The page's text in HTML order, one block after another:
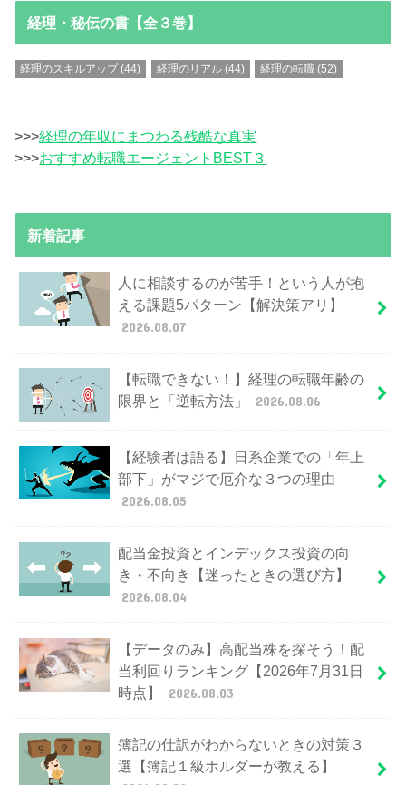
経理・秘伝の書【全３巻】
経理のスキルアップ (44) 経理のリアル(44) 経理の転職 (52)
>>>経理の年収にまつわる残酷な真実
>>>おすすめ転職エージェントBEST３
新着記事
人に相談するのが苦手！という人が抱
える課題5パターン【解決策アリ】
2026.08.07
【転職できない！】経理の転職年齢の
限界と「逆転方法」
2026.08.06
【経験者は語る】日系企業での「年上
部下」がマジで厄介な３つの理由
2026.08.05
配当金投資とインデックス投資の向
き・不向き【迷ったときの選び方】
2026.08.04
【データのみ】高配当株を探そう！配
当利回りランキング【2026年7月31日
時点】
2026.08.03
簿記の仕訳がわからないときの対策３
選【簿記１級ホルダーが教える】